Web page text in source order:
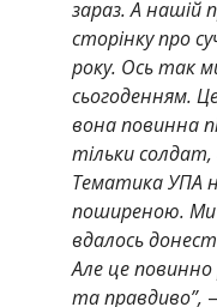
зараз. А нашій
сторінку про
року. Ось так
сьогоденням.
вона повинна
тільки солдат,
Тематика УПА
поширеною. Ми
вдалось
Але це
та правдиво”,